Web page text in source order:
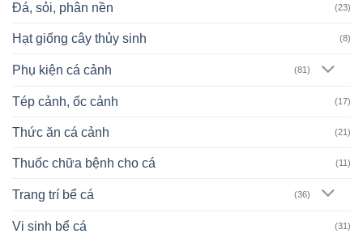
Đá, sỏi, phân nền (23)
Hạt giống cây thủy sinh (8)
Phụ kiện cá cảnh (81)
Tép cảnh, ốc cảnh (17)
Thức ăn cá cảnh (21)
Thuốc chữa bệnh cho cá (11)
Trang trí bể cá (36)
Vi sinh bể cá (31)